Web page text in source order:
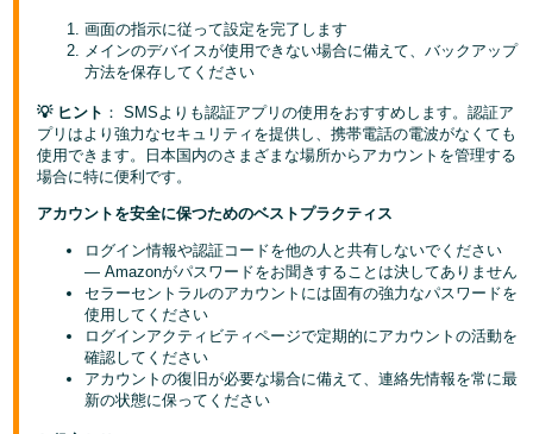
画面の指示に従って設定を完了します
メインのデバイスが使用できない場合に備えて、バックアップ
方法を保存してください
💡 ヒント ： SMSよりも認証アプリの使用をおすすめします。認証ア
プリはより強力なセキュリティを提供し、携帯電話の電波がなくても
使用できます。日本国内のさまざまな場所からアカウントを管理する
場合に特に便利です。
アカウントを安全に保つためのベストプラクティス
ログイン情報や認証コードを他の人と共有しないでください
— Amazonがパスワードをお聞きすることは決してありません
セラーセントラルのアカウントには固有の強力なパスワードを
使用してください
ログインアクティビティページで定期的にアカウントの活動を
確認してください
アカウントの復旧が必要な場合に備えて、連絡先情報を常に最
新の状態に保ってください